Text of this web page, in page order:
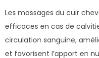
Les massages du cuir
efficaces en cas de
circulation sanguine,
et favorisent l’apport en